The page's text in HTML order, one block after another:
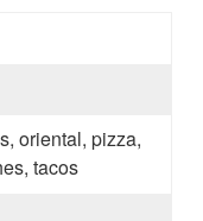
oriental, pizza,
tacos